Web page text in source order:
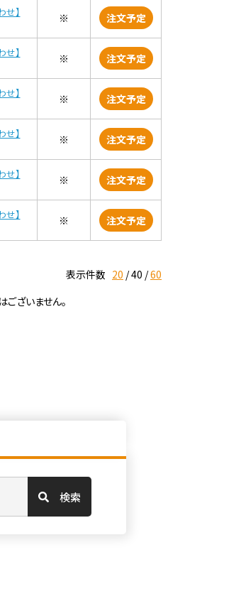
せ】 ※ 注文予定
せ】 ※ 注文予定
せ】 ※ 注文予定
せ】 ※ 注文予定
せ】 ※ 注文予定
せ】 ※ 注文予定
表示件数 20 40 60
ざいません。
検索